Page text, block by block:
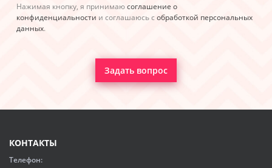
Нажимая кнопку, я принимаюсоглашение о
конфиденциальности и соглашаюсь с обработкой персональных
данных.
Задать вопрос
КОНТАКТЫ
Телефон: